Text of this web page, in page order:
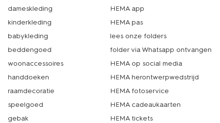
dameskleding
kinderkleding
babykleding
beddengoed
woonaccessoires
handdoeken
raamdecoratie
speelgoed
gebak
HEMA app
HEMA pas
lees onze folders
folder via Whatsapp ontvangen
HEMA op social media
HEMA herontwerpwedstrijd
HEMA fotoservice
HEMA cadeaukaarten
HEMA tickets